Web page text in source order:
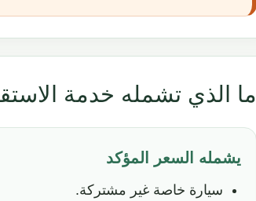
ما الذي تشمله خدمة
يشمله السعر المؤكد
سيارة خاصة غير مشتركة.